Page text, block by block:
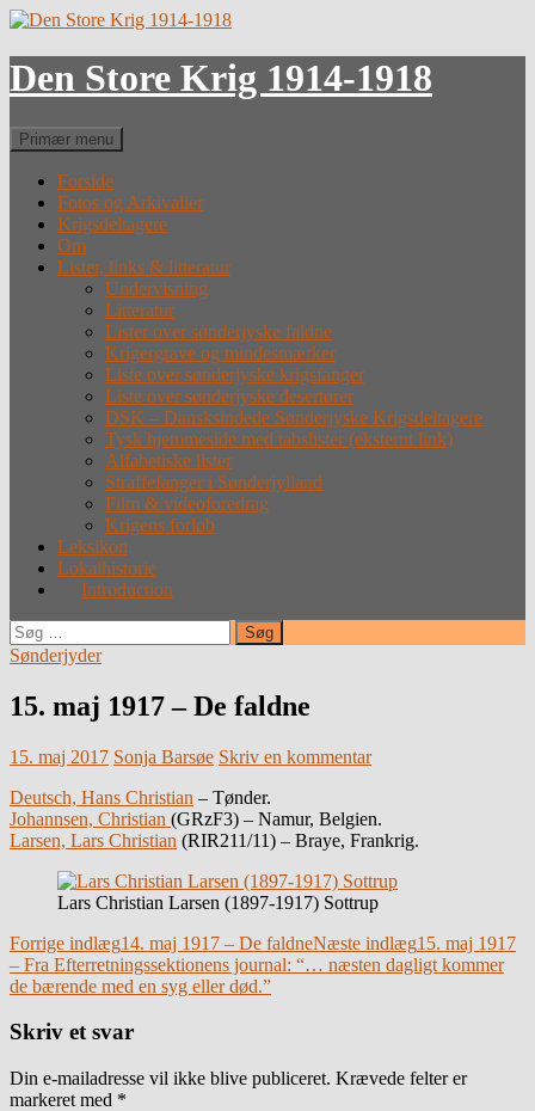
Hop
indhold
Den Store Krig 1914-1918
Søg
Primær menu
Forside
Fotos og Arkivalier
Krigsdeltagere
Om
Lister, links & litteratur
Undervisning
Litteratur
Lister over sønderjyske faldne
Krigergrave og mindesmærker
Liste over sønderjyske krigsfanger
Liste over sønderjyske desertører
DSK – Dansksindede Sønderjyske Krigsdeltagere
Tysk hjemmeside med tabslister (eksternt link)
Alfabetiske lister
Straffefanger i Sønderjylland
Film & videoforedrag
Krigens forløb
Leksikon
Lokalhistorie
Introduction
Søg
efter:
Sønderjyder
15. maj 1917 – De faldne
15. maj 2017 Sonja Barsøe Skriv en kommentar
Deutsch, Hans Christian – Tønder.
Johannsen, Christian (GRzF3) – Namur, Belgien.
Larsen, Lars Christian (RIR211/11) – Braye, Frankrig.
Lars Christian Larsen (1897-1917) Sottrup
Indlægsnavigation
Forrige indlæg14. maj 1917 – De faldneNæste indlæg15. maj 1917
– Fra Efterretningssektionens journal: “… næsten dagligt kommer
de bærende med en syg eller død.”
Skriv et svar
Din e-mailadresse vil ikke blive publiceret. Krævede felter er
markeret med *